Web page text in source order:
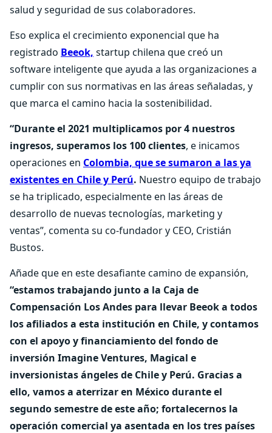
salud y seguridad de sus colaboradores.
Eso explica el crecimiento exponencial que ha
registrado Beeok, startup chilena que creó un
software inteligente que ayuda a las organizaciones a
cumplir con sus normativas en las áreas señaladas, y
que marca el camino hacia la sostenibilidad.
“Durante el 2021 multiplicamos por 4 nuestros
ingresos, superamos los 100 clientes, e inicamos
operaciones en Colombia, que se sumaron a las ya
existentes en Chile y Perú. Nuestro equipo de trabajo
se ha triplicado, especialmente en las áreas de
desarrollo de nuevas tecnologías, marketing y
ventas”, comenta su co-fundador y CEO, Cristián
Bustos.
Añade que en este desafiante camino de expansión,
“estamos trabajando junto a la Caja de
Compensación Los Andes para llevar Beeok a todos
los afiliados a esta institución en Chile, y contamos
con el apoyo y financiamiento del fondo de
inversión Imagine Ventures, Magical e
inversionistas ángeles de Chile y Perú. Gracias a
ello, vamos a aterrizar en México durante el
segundo semestre de este año; fortalecernos la
operación comercial ya asentada en los tres países